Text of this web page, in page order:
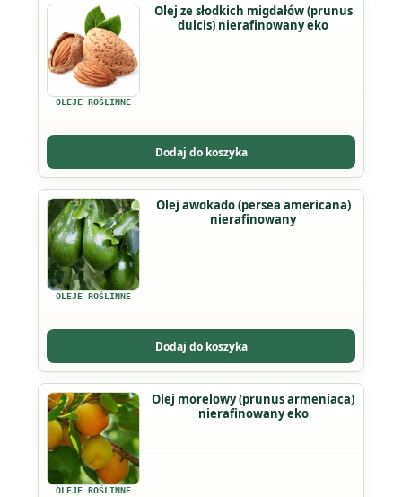
stronie
produktu
OLEJE ROŚLINNE
Olej ze słodkich migdałów (prunus
dulcis) nierafinowany eko
Dodaj do koszyka
Ten
produkt
ma
wiele
wariantów.
można
wybrać
na
stronie
produktu
OLEJE ROŚLINNE
Olej awokado (persea americana)
nierafinowany
Dodaj do koszyka
Ten
produkt
ma
wiele
wariantów.
można
wybrać
na
stronie
produktu
OLEJE ROŚLINNE
Olej morelowy (prunus armeniaca)
nierafinowany eko